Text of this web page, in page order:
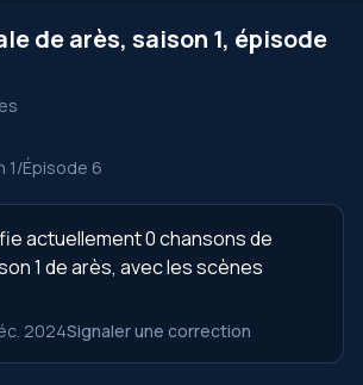
de arès, saison 1, épisode
1/Épisode 6
actuellement 0 chansons de
1 de arès, avec les scènes
2024Signaler une correction